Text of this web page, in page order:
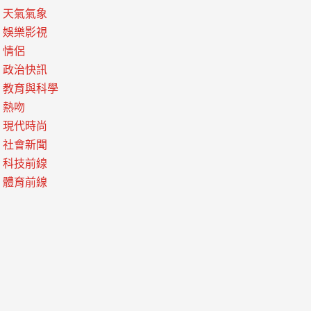
天氣氣象
娛樂影視
情侶
政治快訊
教育與科學
熱吻
現代時尚
社會新聞
科技前線
體育前線